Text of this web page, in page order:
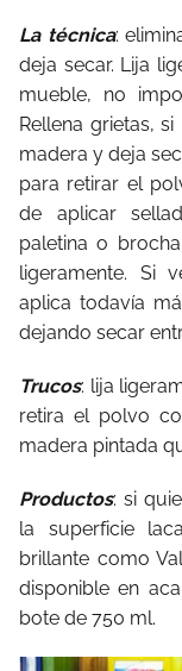
La técnica:
deja secar. Lija
mueble, no
Rellena grietas,
madera y deja
para retirar el
de aplicar
paletina o
ligeramente. Si
aplica todavía
dejando secar
Trucos: lija
retira el polvo
madera pintada
Productos: si
la superficie
brillante como
disponible en
bote de 750 ml.